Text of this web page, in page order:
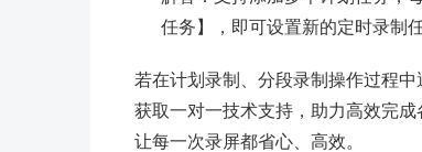
任务】，即可设置新的定时录制
若在计划录制、分段录制操作过程
获取一对一技术支持，助力高效完
让每一次录屏都省心、高效。